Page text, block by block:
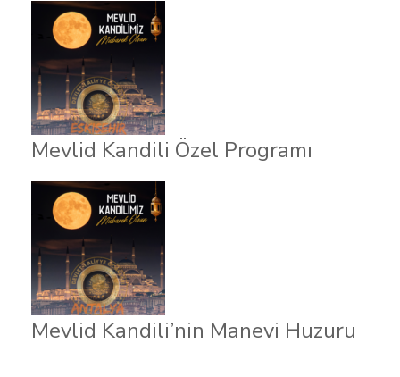
Mevlid Kandili Özel Programı
Mevlid Kandili’nin Manevi Huzuru